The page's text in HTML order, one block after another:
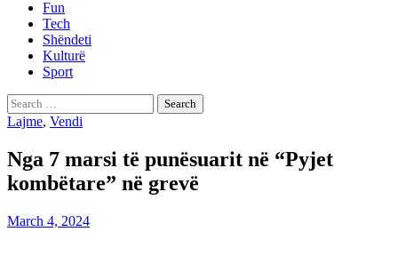
Fun
Tech
Shëndeti
Kulturë
Sport
Search
for:
Lajme, Vendi
Nga 7 marsi të punësuarit në “Pyjet
kombëtare” në grevë
March 4, 2024